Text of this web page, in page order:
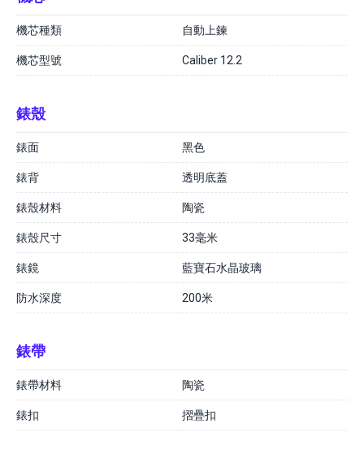
機芯種類 自動上鍊
機芯型號 Caliber 12.2
錶殼
錶面 黑色
錶背 透明底蓋
錶殼材料 陶瓷
錶殼尺寸 33毫米
錶鏡 藍寶石水晶玻璃
防水深度 200米
錶帶
錶帶材料 陶瓷
錶扣 摺疊扣